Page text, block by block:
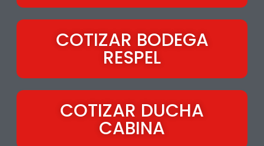
COTIZAR BODEGA
RESPEL
COTIZAR DUCHA
CABINA